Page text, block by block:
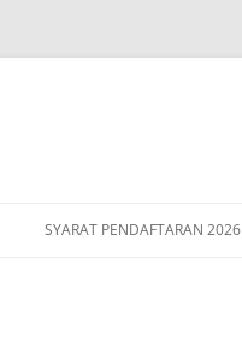
SYARAT PENDAFTARAN 2026